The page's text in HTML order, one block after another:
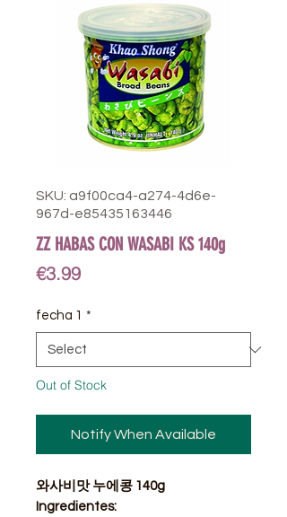
SKU: a9f00ca4-a274-4d6e-
967d-e85435163446
ZZ HABAS CON WASABI KS 140g
€3.99Price
fecha 1 *
Out of Stock
Notify When Available
와사비맛 누에콩 140g
Ingredientes: